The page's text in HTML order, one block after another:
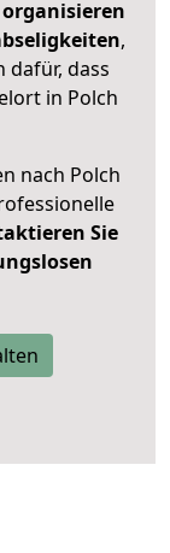
organisieren
,
dafür, dass
in Polch
nach Polch
Sie